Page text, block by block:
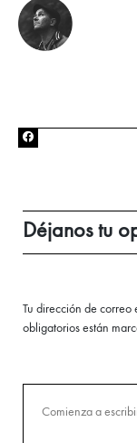
Déjanos tu
Tu dirección de correo
obligatorios están